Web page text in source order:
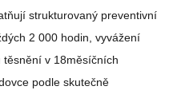
strukturovaný preventivní
2 000 hodin, vyvážení
těsnění v 18měsíčních
podle skutečně